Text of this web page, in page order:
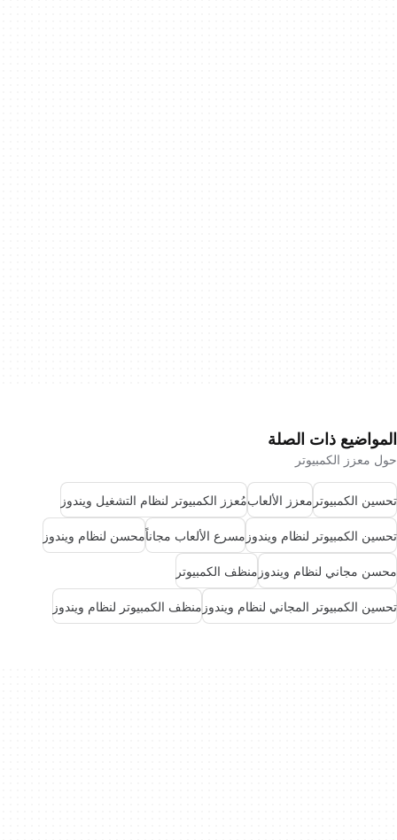
المواضيع ذات الصلة
حول معزز الكمبيوتر
تحسين الكمبيوتر معزز الألعابمُعزز الكمبيوتر لنظام التشغيل ويندوز
تحسين الكمبيوتر لنظام ويندوز مسرع الألعاب مجاناًمحسن لنظام ويندوز
محسن مجاني لنظام ويندوز منظف الكمبيوتر
تحسين الكمبيوتر المجاني لنظام ويندوز منظف الكمبيوتر لنظام ويندوز